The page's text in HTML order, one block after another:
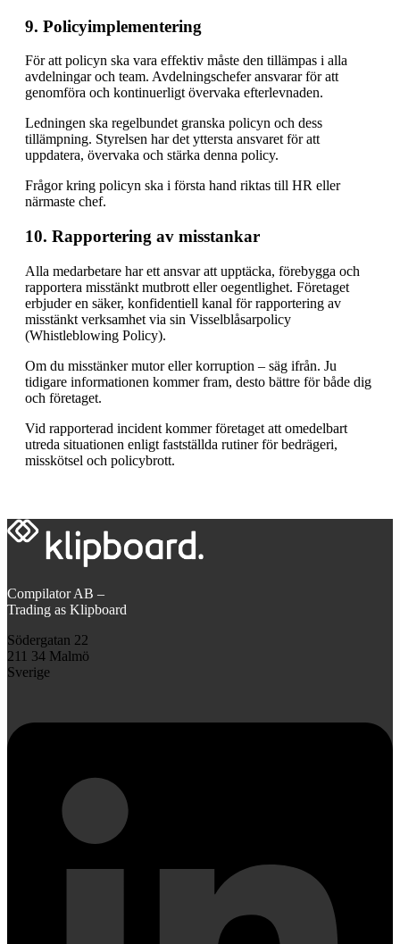
9. Policyimplementering
För att policyn ska vara effektiv måste den tillämpas i alla
avdelningar och team. Avdelningschefer ansvarar för att
genomföra och kontinuerligt övervaka efterlevnaden.
Ledningen ska regelbundet granska policyn och dess
tillämpning. Styrelsen har det yttersta ansvaret för att
uppdatera, övervaka och stärka denna policy.
Frågor kring policyn ska i första hand riktas till HR eller
närmaste chef.
10. Rapportering av misstankar
Alla medarbetare har ett ansvar att upptäcka, förebygga och
rapportera misstänkt mutbrott eller oegentlighet. Företaget
erbjuder en säker, konfidentiell kanal för rapportering av
misstänkt verksamhet via sin Visselblåsarpolicy
(Whistleblowing Policy).
Om du misstänker mutor eller korruption – säg ifrån. Ju
tidigare informationen kommer fram, desto bättre för både dig
och företaget.
Vid rapporterad incident kommer företaget att omedelbart
utreda situationen enligt fastställda rutiner för bedrägeri,
misskötsel och policybrott.
Compilator AB –
Trading as Klipboard
Södergatan 22
211 34 Malmö
Sverige